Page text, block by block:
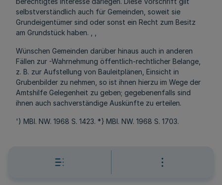
selbstverständlich auch für Gemeinden, soweit sie
Grundeigentümer sind oder sonst ein Recht zum Besitz
am Grundstück haben. , ,
Wünschen Gemeinden darüber hinaus auch in anderen
Fällen zur -Wahrnehmung öffentlich-rechtlicher Belange,
z. B. zur Aufstellung von Bauleitplänen, Einsicht in
Grubenbilder zu nehmen, so ist ihnen hierzu im Wege der
Amtshilfe Gelegenheit zu geben; gegebenenfalls sind
ihnen auch sachverständige Auskünfte zu erteilen.
') MBl. NW. 1968 S. 1423. *} MBl. NW. 1968 S. 1703.